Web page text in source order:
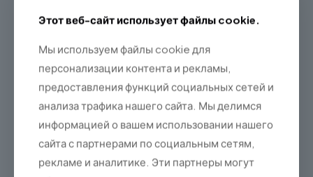
Этот веб-сайт использует файлы cookie.
Мы используем файлы cookie для
персонализации контента и рекламы,
предоставления функций социальных сетей и
анализа трафика нашего сайта. Мы делимся
информацией о вашем использовании нашего
сайта с партнерами по социальным сетям,
рекламе и аналитике. Эти партнеры могут